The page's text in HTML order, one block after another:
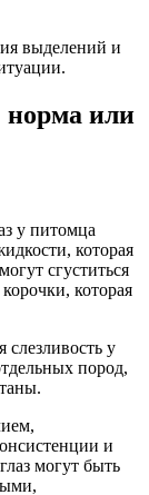
выделений и
норма или
у питомца
которая
сгуститься
которая
у
пород,
и
могут быть